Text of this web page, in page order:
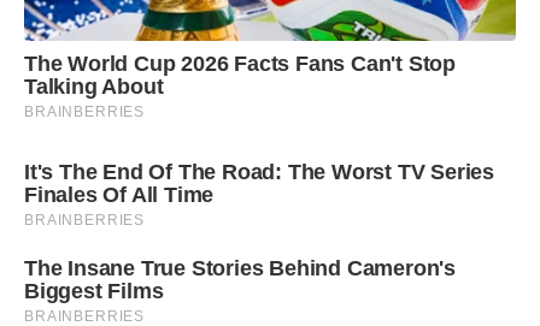
The World Cup 2026 Facts Fans Can't Stop
Talking About
BRAINBERRIES
It's The End Of The Road: The Worst TV Series
Finales Of All Time
BRAINBERRIES
The Insane True Stories Behind Cameron's
Biggest Films
BRAINBERRIES